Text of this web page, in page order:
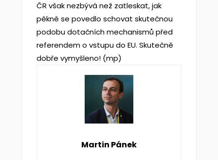
ČR však nezbývá než zatleskat, jak
pěkně se povedlo schovat skutečnou
podobu dotačních mechanismů před
referendem o vstupu do EU. Skutečně
dobře vymyšleno! (mp)
Martin Pánek